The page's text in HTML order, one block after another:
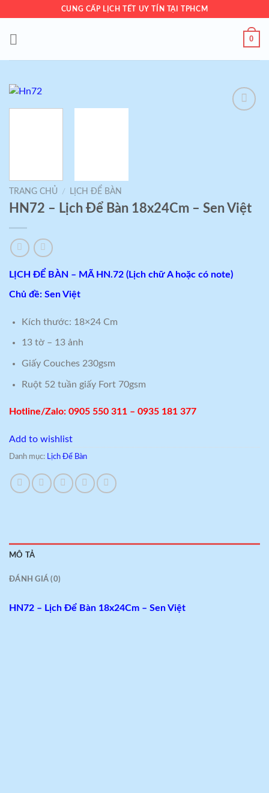
content
CUNG CẤP LỊCH TẾT UY TÍN TẠI TPHCM
0
TRANG CHỦ / LỊCH ĐỂ BÀN
HN72 – Lịch Để Bàn 18x24Cm – Sen Việt
LỊCH ĐỂ BÀN – MÃ HN.72 (Lịch chữ A hoặc có note)
Chủ đề: Sen Việt
Kích thước: 18×24 Cm
13 tờ – 13 ảnh
Giấy Couches 230gsm
Ruột 52 tuần giấy Fort 70gsm
Hotline/Zalo: 0905 550 311 – 0935 181 377
Add to wishlist
Danh mục: Lịch Để Bàn
MÔ TẢ
ĐÁNH GIÁ (0)
HN72 – Lịch Để Bàn 18x24Cm – Sen Việt